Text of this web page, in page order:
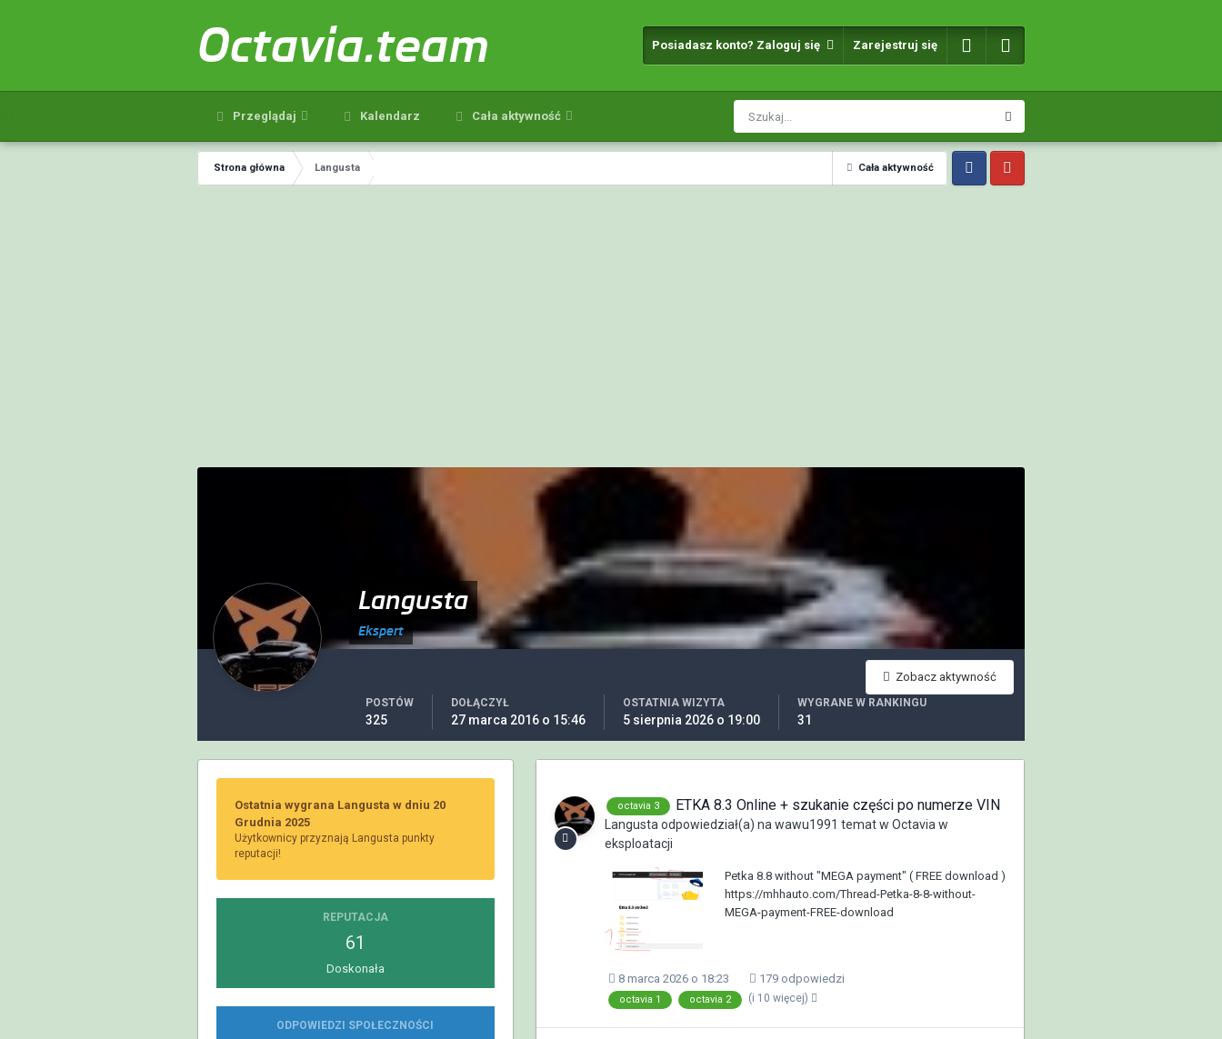
Octavia.team Posiadasz konto? Zaloguj się Zarejestruj się
Przeglądaj Kalendarz Cała aktywność
Cała aktywność
Strona główna Langusta
Langusta
Ekspert
Zobacz aktywność
POSTÓW
325
DOŁĄCZYŁ
27 marca 2016 o 15:46
OSTATNIA WIZYTA
5 sierpnia 2026 o 19:00
WYGRANE W RANKINGU
31
Ostatnia wygrana Langusta w dniu 20
Grudnia 2025
Użytkownicy przyznają Langusta punkty
reputacji!
REPUTACJA
61
Doskonała
ODPOWIEDZI SPOŁECZNOŚCI
octavia 3 ETKA 8.3 Online + szukanie części po numerze VIN
Langusta odpowiedział(a) na wawu1991 temat w Octavia w
eksploatacji
Petka 8.8 without "MEGA payment" ( FREE download )
https://mhhauto.com/Thread-Petka-8-8-without-
MEGA-payment-FREE-download
8 marca 2026 o 18:23 179 odpowiedzi
octavia 1 octavia 2 (i 10 więcej)